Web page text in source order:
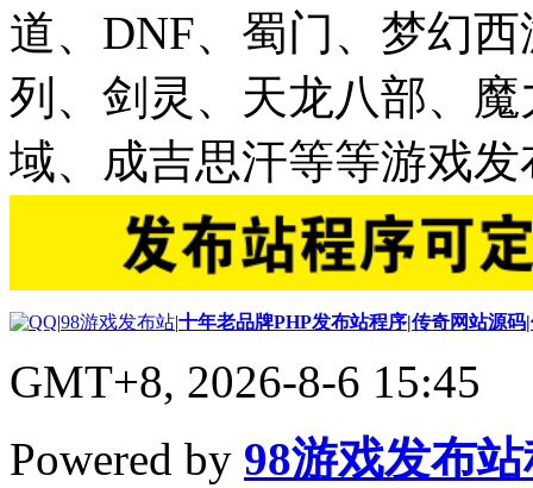
道、DNF、蜀门、梦幻
列、剑灵、天龙八部、
域、成吉思汗等等游戏
|98游戏发布站|十年老品牌PHP发布站程序|传奇网站源
GMT+8, 2026-8-6 15:45
Powered by 98游戏发布